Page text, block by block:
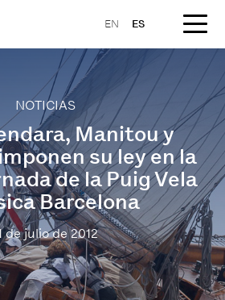
EN ES
NOTICIAS
Manitou y
su ley en la
de la Puig Vela
Barcelona
de julio de 2012